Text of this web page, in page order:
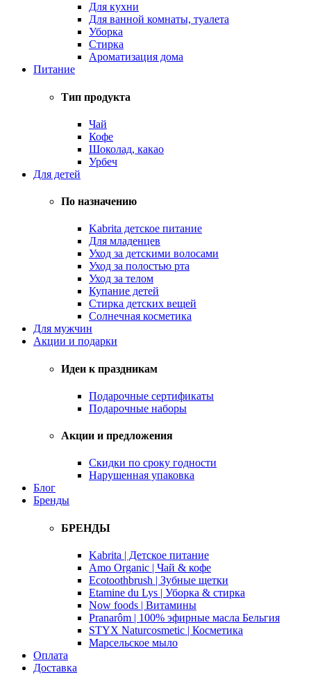
Для кухни
Для ванной комнаты, туалета
Уборка
Стирка
Ароматизация дома
Питание
Тип продукта
Чай
Кофе
Шоколад, какао
Урбеч
Для детей
По назначению
Kabrita детское питание
Для младенцев
Уход за детскими волосами
Уход за полостью рта
Уход за телом
Купание детей
Стирка детских вещей
Солнечная косметика
Для мужчин
Акции и подарки
Идеи к праздникам
Подарочные сертификаты
Подарочные наборы
Акции и предложения
Скидки по сроку годности
Нарушенная упаковка
Блог
Бренды
БРЕНДЫ
Kabrita | Детское питание
Amo Organic | Чай & кофе
Ecotoothbrush | Зубные щетки
Etamine du Lys | Уборка & стирка
Now foods | Витамины
Pranarôm | 100% эфирные масла Бельгия
STYX Naturcosmetic | Косметика
Марсельское мыло
Оплата
Доставка